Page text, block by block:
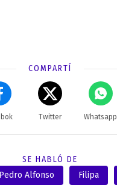
COMPARTÍ
Twitter Whatsapp
SE HABLÓ DE
Pedro Alfonso Filipa